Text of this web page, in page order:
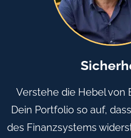
Verstehe die Hebel von
Dein Portfolio so auf,
des Finanzsystems